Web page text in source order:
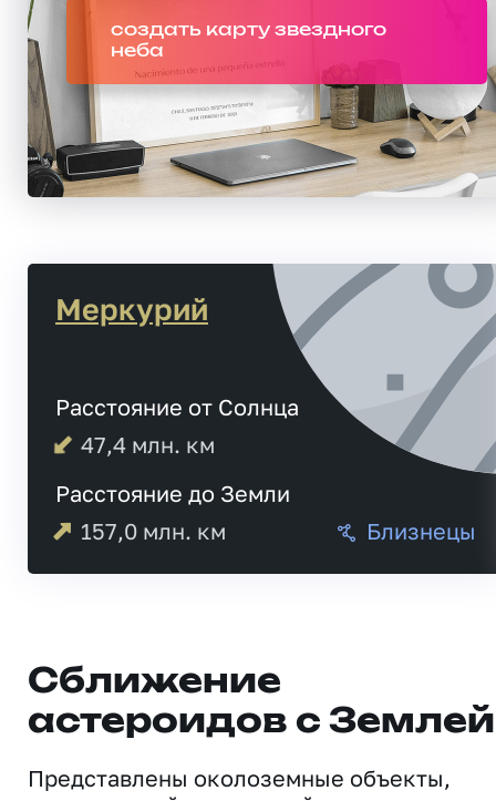
создать карту звездного
неба
Меркурий
Расстояние от Солнца
47,4 млн. км
Расстояние до Земли
157,0 млн. км Близнецы
Сближение
астероидов с Землей
Представлены околоземные объекты,